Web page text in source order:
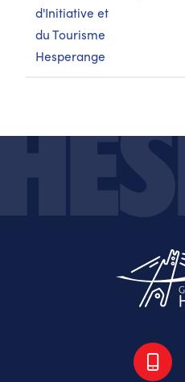
d'Initiative et
du Tourisme
Hesperange